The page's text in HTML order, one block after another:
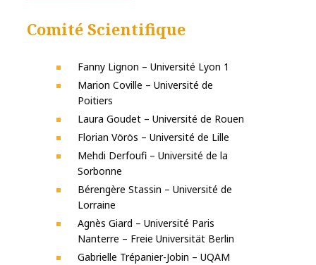
Comité Scientifique
Fanny Lignon – Université Lyon 1
Marion Coville – Université de
Poitiers
Laura Goudet – Université de Rouen
Florian Vörös – Université de Lille
Mehdi Derfoufi – Université de la
Sorbonne
Bérengère Stassin – Université de
Lorraine
Agnès Giard – Université Paris
Nanterre – Freie Universität Berlin
Gabrielle Trépanier-Jobin – UQAM